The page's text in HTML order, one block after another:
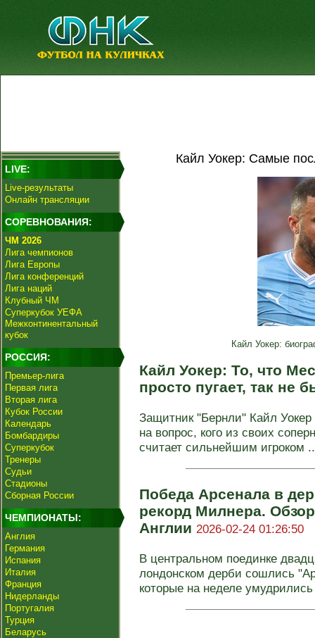
LIVE:
Live-результаты
Онлайн трансляции
СОРЕВНОВАНИЯ:
ЧМ 2026
Лига чемпионов
Лига Европы
Лига конференций
Лига наций
Клубный ЧМ
Суперкубок УЕФА
Межконтинентальный
кубок
РОССИЯ:
Премьер-лига
Первая лига
Вторая лига
Кубок России
Календарь
Бомбардиры
Суперкубок
Тренеры
Судьи
Стадионы
Сборная России
ЧЕМПИОНАТЫ:
Англия
Германия
Испания
Италия
Франция
Нидерланды
Португалия
Турция
Беларусь
Кайл Уокер: Самые
Кайл Уокер:
Кайл Уокер: То, что
просто пугает, так не
Защитник "Бернли" Кайл
на вопрос, кого из своих
считает сильнейшим игроком
Победа Арсенала в
рекорд Милнера.
Англии 2026-02-24 01:26:50
В центральном поединке
лондонском дерби сошлись
которые на неделе